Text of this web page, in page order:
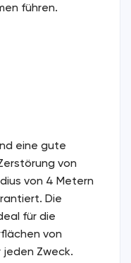
führen.
eine gute
von
von 4 Metern
Die
für die
von
jeden Zweck.